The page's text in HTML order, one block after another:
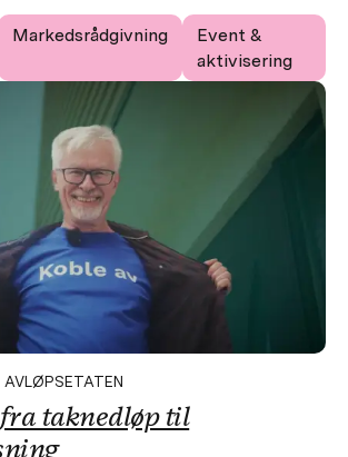
Markedsrådgivning
Event &
aktivisering
taknedløp til